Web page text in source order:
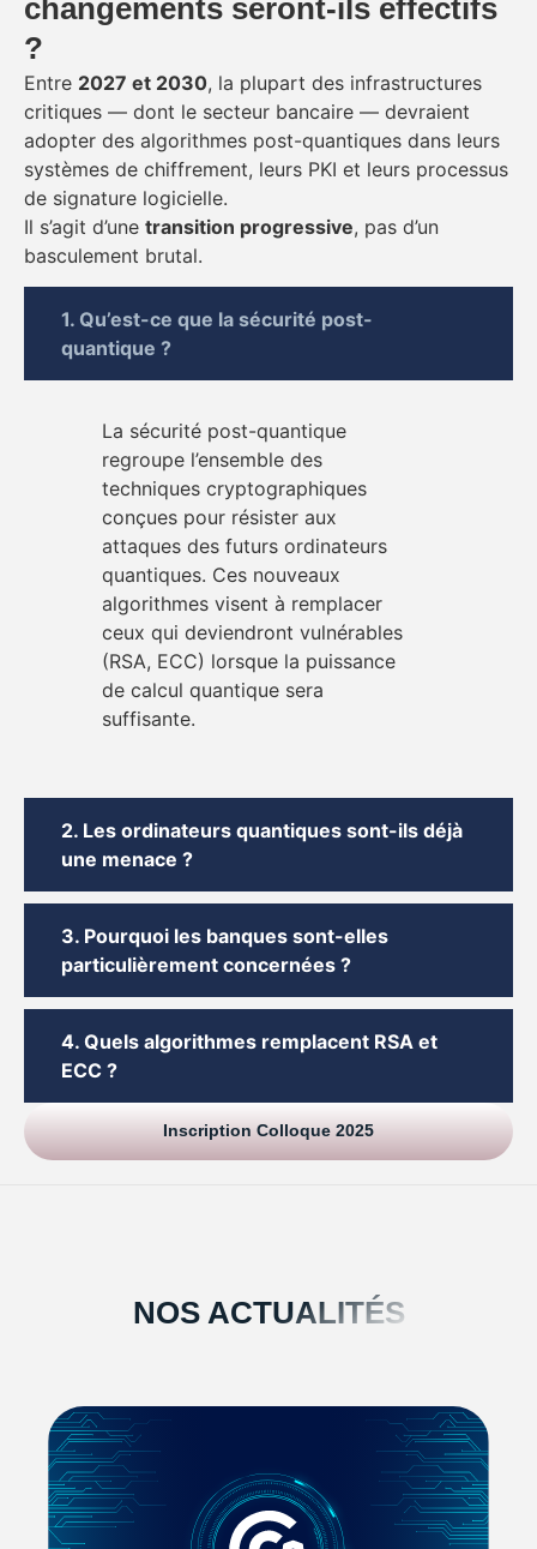
changements seront-ils effectifs
?
Entre 2027 et 2030, la plupart des infrastructures
critiques — dont le secteur bancaire — devraient
adopter des algorithmes post-quantiques dans leurs
systèmes de chiffrement, leurs PKI et leurs processus
de signature logicielle.
Il s’agit d’une transition progressive, pas d’un
basculement brutal.
1. Qu’est-ce que la sécurité post-
quantique ?
La sécurité post-quantique
regroupe l’ensemble des
techniques cryptographiques
conçues pour résister aux
attaques des futurs ordinateurs
quantiques. Ces nouveaux
algorithmes visent à remplacer
ceux qui deviendront vulnérables
(RSA, ECC) lorsque la puissance
de calcul quantique sera
suffisante.
2. Les ordinateurs quantiques sont-ils déjà
une menace ?
3. Pourquoi les banques sont-elles
particulièrement concernées ?
4. Quels algorithmes remplacent RSA et
ECC ?
Inscription Colloque 2025
NOS ACTUALITÉS